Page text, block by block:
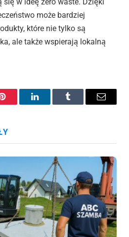
może bardziej
które nie tylko są
ale także wspierają lokalną
Pinterest LinkedInTumblr Email